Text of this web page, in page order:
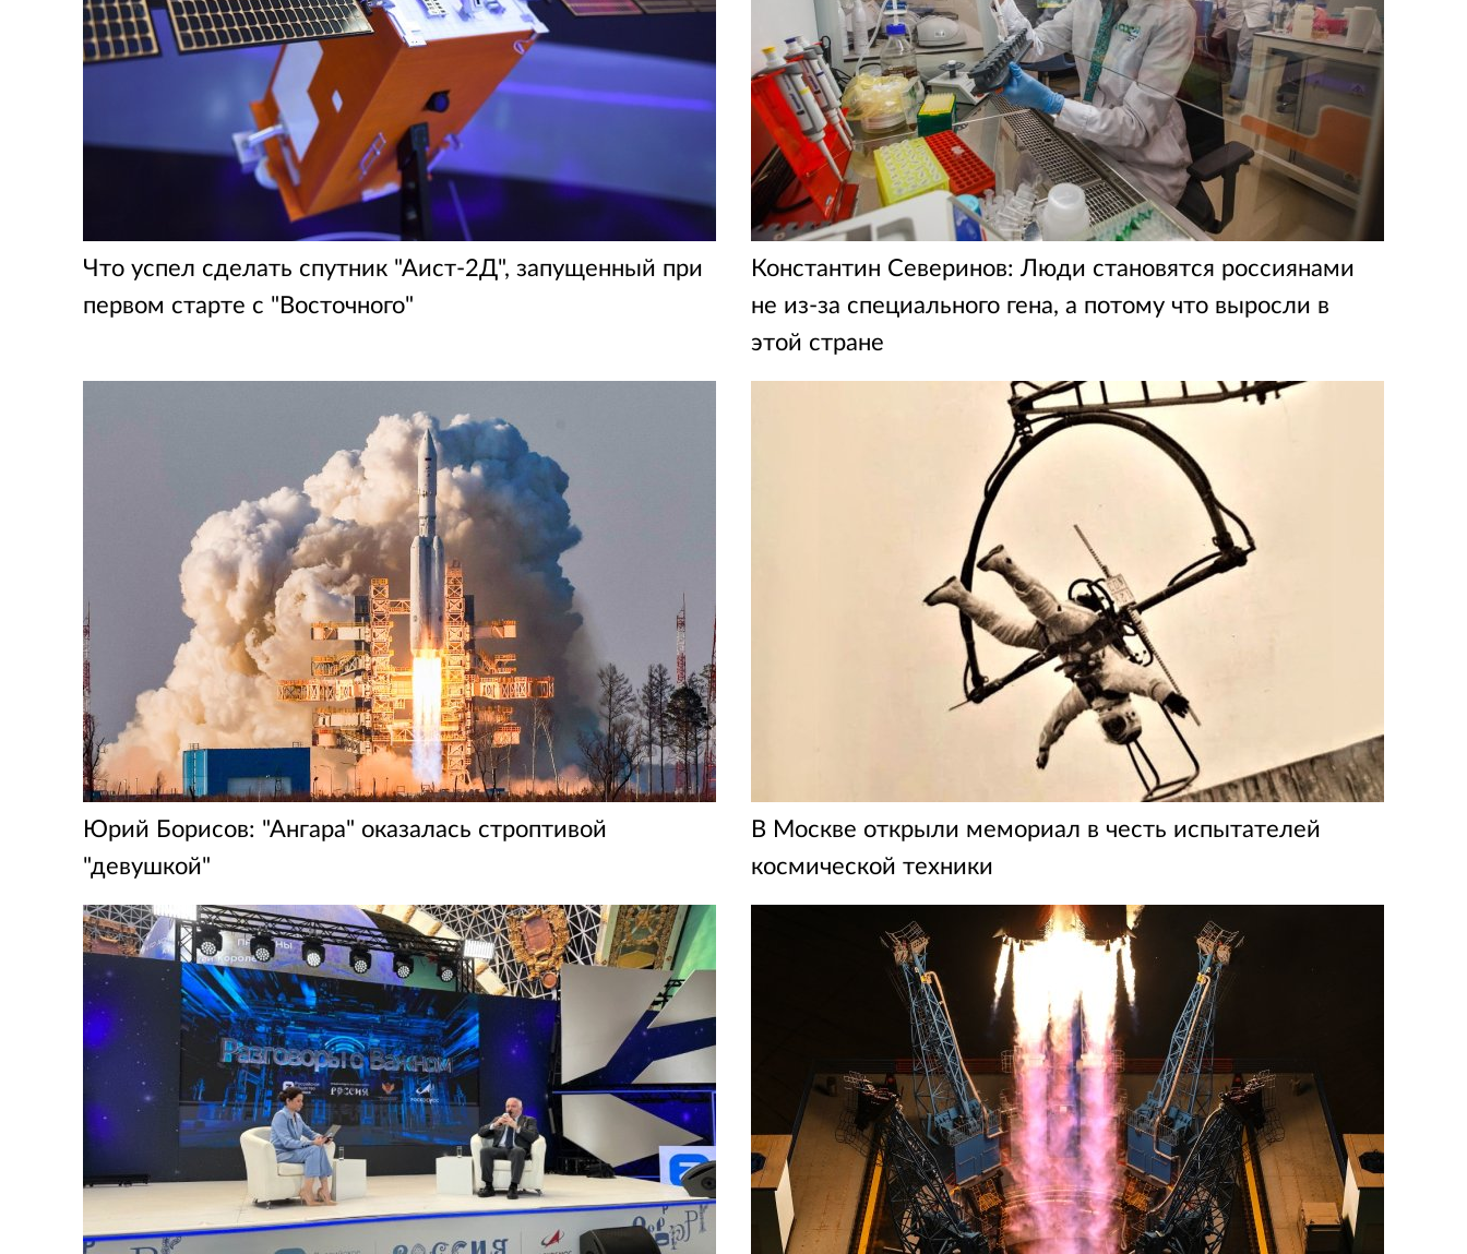
Что успел сделать спутник "Аист-2Д", запущенный при
первом старте с "Восточного"
Константин Северинов: Люди становятся россиянами
не из-за специального гена, а потому что выросли в
этой стране
Юрий Борисов: "Ангара" оказалась строптивой
"девушкой"
В Москве открыли мемориал в честь испытателей
космической техники